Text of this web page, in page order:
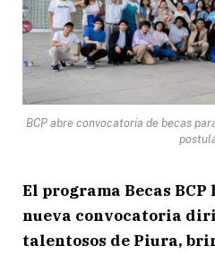
BCP abre convocatoria de becas
El programa Becas
nueva convocatoria
talentosos de Piura,